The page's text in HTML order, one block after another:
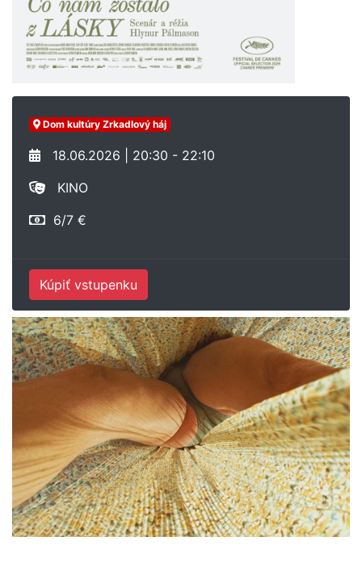
Dom kultúry Zrkadlový háj
18.06.2026 | 20:30 - 22:10
KINO
6/7 €
Kúpiť vstupenku